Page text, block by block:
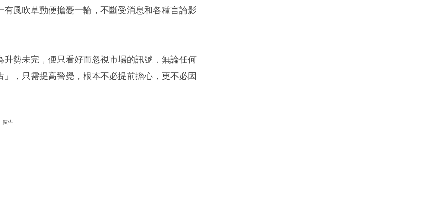
風吹草動便擔憂一輪，不斷受消息和各種言論影
勢未完，便只看好而忽視市場的訊號，無論任何
，只需提高警覺，根本不必提前擔心，更不必因
廣告